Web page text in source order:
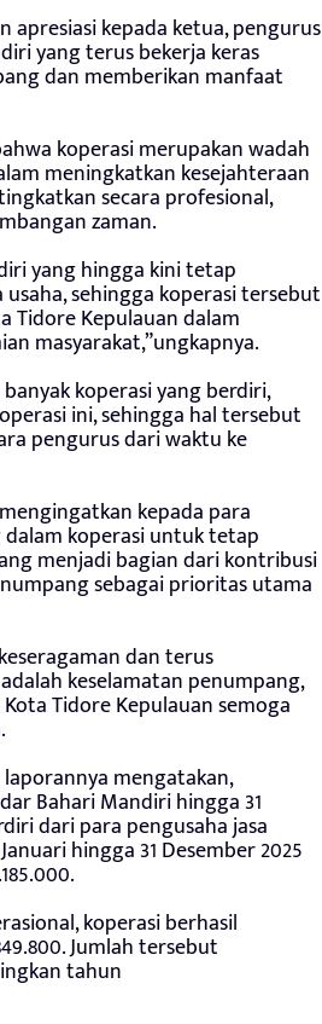
kepada ketua, pengurus
yang terus bekerja keras
dan memberikan manfaat
koperasi merupakan wadah
meningkatkan kesejahteraan
secara profesional,
zaman.
yang hingga kini tetap
sehingga koperasi tersebut
Tidore Kepulauan dalam
masyarakat,”ungkapnya.
koperasi yang berdiri,
ini, sehingga hal tersebut
pengurus dari waktu ke
kepada para
koperasi untuk tetap
menjadi bagian dari kontribusi
sebagai prioritas utama
dan terus
keselamatan penumpang,
Tidore Kepulauan semoga
mengatakan,
Bahari Mandiri hingga 31
dari para pengusaha jasa
hingga 31 Desember 2025
koperasi berhasil
Jumlah tersebut
tahun